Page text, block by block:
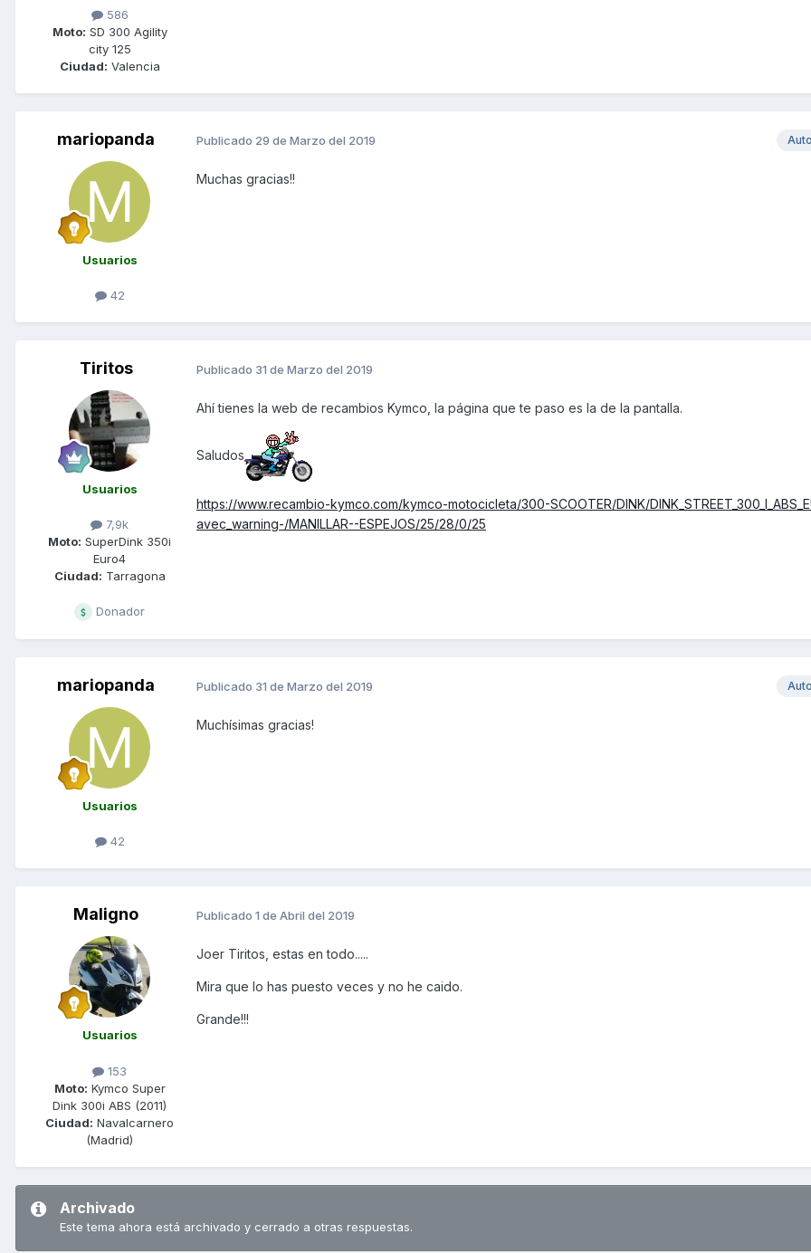
586
Moto: SD 300 Agility
city 125
Ciudad: Valencia
mariopanda
Usuarios
42
Publicado 29 de Marzo del 2019
Muchas gracias!!
Tiritos
Usuarios
7,9k
Moto: SuperDink 350i
Euro4
Ciudad: Tarragona
Donador
Publicado 31 de Marzo del 2019
Ahí tienes la web de recambios Kymco, la página que te paso es la de la pantalla.
Saludos
https://www.recambio-kymco.com/kymco-motocicleta/300-SCOOTER/DINK/
avec_warning-/MANILLAR--ESPEJOS/25/28/0/25
mariopanda
Usuarios
42
Publicado 31 de Marzo del 2019
Muchísimas gracias!
Maligno
Usuarios
153
Moto: Kymco Super
Dink 300i ABS (2011)
Ciudad: Navalcarnero
(Madrid)
Publicado 1 de Abril del 2019
Joer Tiritos, estas en todo.....
Mira que lo has puesto veces y no he caido.
Grande!!!
Archivado
Este tema ahora está archivado y cerrado a otras respuestas.